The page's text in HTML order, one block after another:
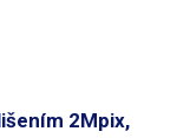
2Mpix,